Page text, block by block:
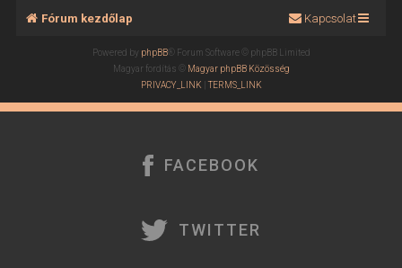
Fórum kezdőlap Kapcsolat
Powered by phpBB® Forum Software © phpBB Limited
Magyar fordítás ©
Magyar phpBB Közösség
PRIVACY_LINK| TERMS_LINK
FACEBOOK
TWITTER